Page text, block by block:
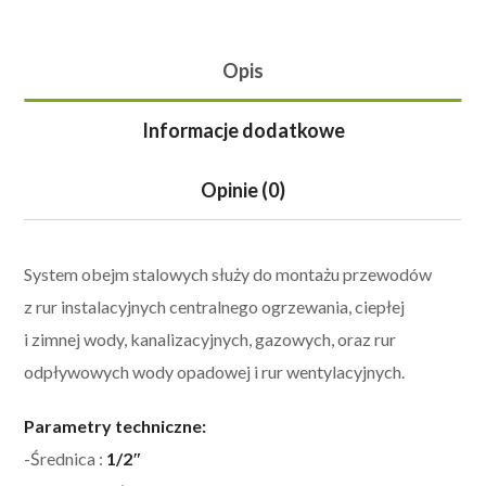
Opis
Informacje dodatkowe
Opinie (0)
System obejm stalowych służy do montażu przewodów
z rur instalacyjnych centralnego ogrzewania, ciepłej
i zimnej wody, kanalizacyjnych, gazowych, oraz rur
odpływowych wody opadowej i rur wentylacyjnych.
Parametry techniczne:
-Średnica : 1/2″